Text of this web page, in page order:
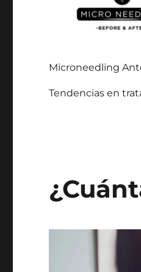
Microneedling
Tendencias en